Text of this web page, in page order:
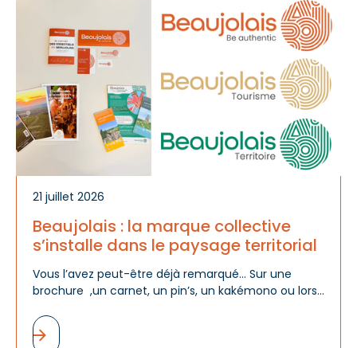
21 juillet 2026
Beaujolais : la marque collective
s’installe dans le paysage territorial
Vous l’avez peut-être déjà remarqué… Sur une
brochure ,un carnet, un pin’s, un kakémono ou lors
de plus en plus présent. Et ce n'est pas un hasard.